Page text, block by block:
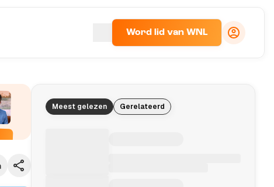
Word lid van WNL
Meest gelezen Gerelateerd